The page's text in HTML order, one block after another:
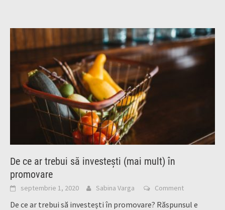
De ce ar trebui să investești (mai mult) în
promovare
septembrie 1, 2020 Sabina Varga Comment
De ce ar trebui să investești în promovare? Răspunsul e